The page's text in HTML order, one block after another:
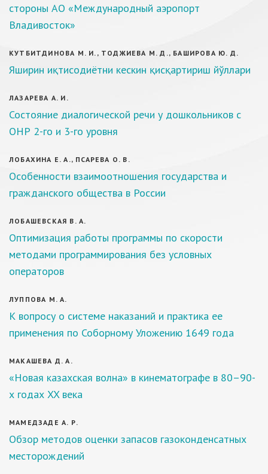
стороны АО «Международный аэропорт
Владивосток»
КУТБИТДИНОВА М. И., ТОДЖИЕВА М. Д., БАШИРОВА Ю. Д.
Яширин иқтисодиётни кескин қисқартириш йўллари
ЛАЗАРЕВА А. И.
Состояние диалогической речи у дошкольников с
ОНР 2-го и 3-го уровня
ЛОБАХИНА Е. А., ПСАРЕВА О. В.
Особенности взаимоотношения государства и
гражданского общества в России
ЛОБАШЕВСКАЯ В. А.
Оптимизация работы программы по скорости
методами программирования без условных
операторов
ЛУППОВА М. А.
К вопросу о системе наказаний и практика ее
применения по Соборному Уложению 1649 года
МАКАШЕВА Д. А.
«Новая казахская волна» в кинематографе в 80–90-
х годах XX века
МАМЕДЗАДЕ А. Р.
Обзор методов оценки запасов газоконденсатных
месторождений